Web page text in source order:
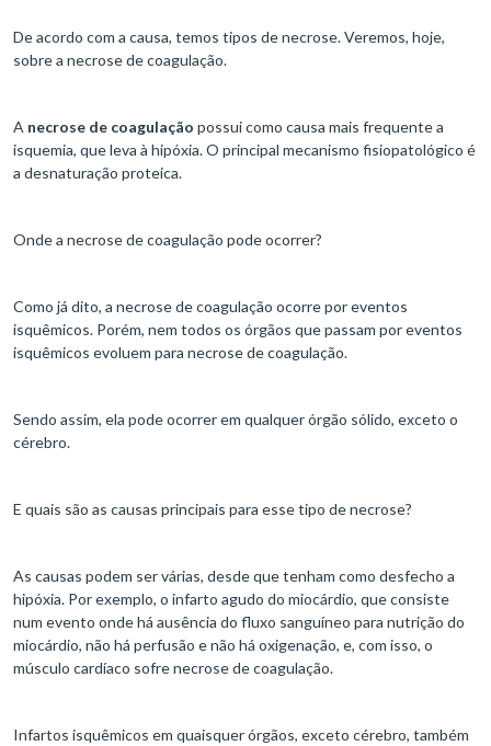
De acordo com a causa, temos tipos de necrose. Veremos, hoje,
sobre a necrose de coagulação.
A necrose de coagulação possui como causa mais frequente a
isquemia, que leva à hipóxia. O principal mecanismo fisiopatológico é
a desnaturação proteica.
Onde a necrose de coagulação pode ocorrer?
Como já dito, a necrose de coagulação ocorre por eventos
isquêmicos. Porém, nem todos os órgãos que passam por eventos
isquêmicos evoluem para necrose de coagulação.
Sendo assim, ela pode ocorrer em qualquer órgão sólido, exceto o
cérebro.
E quais são as causas principais para esse tipo de necrose?
As causas podem ser várias, desde que tenham como desfecho a
hipóxia. Por exemplo, o infarto agudo do miocárdio, que consiste
num evento onde há ausência do fluxo sanguíneo para nutrição do
miocárdio, não há perfusão e não há oxigenação, e, com isso, o
músculo cardíaco sofre necrose de coagulação.
Infartos isquêmicos em quaisquer órgãos, exceto cérebro, também